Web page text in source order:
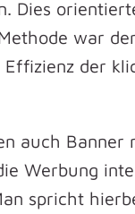
Dies
war
der
auch Banner
Werbung
spricht